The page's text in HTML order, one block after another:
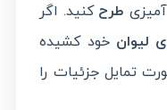
طرح کنید. اگر
لیوان خود کشیده
تمایل جزئیات را